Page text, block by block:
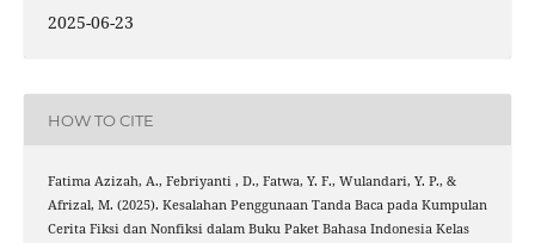
2025-06-23
HOW TO CITE
Fatima Azizah, A., Febriyanti , D., Fatwa, Y. F., Wulandari, Y. P., &
Afrizal, M. (2025). Kesalahan Penggunaan Tanda Baca pada Kumpulan
Cerita Fiksi dan Nonfiksi dalam Buku Paket Bahasa Indonesia Kelas